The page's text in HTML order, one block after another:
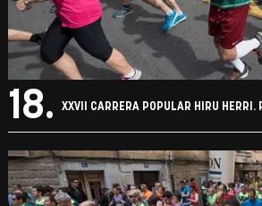
18. XXVII CARRERA POPULAR HIRU